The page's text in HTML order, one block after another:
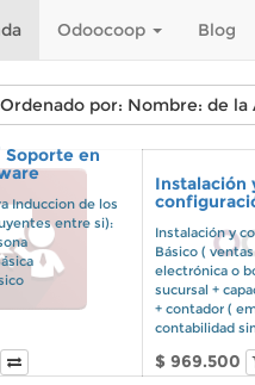
Odoocoop Blog
Ordenado por: Nombre: de la
en
Induccion de los
entre si):
Instalación
Instalación y
Básico (
electrónica o
sucursal +
+ contador (
contabilidad
$ 969.500